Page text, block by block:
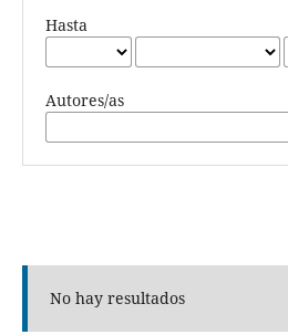
Hasta
Autores/as
No hay resultados